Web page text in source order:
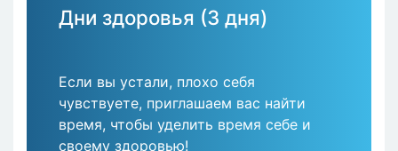
Дни здоровья (3 дня)
Если вы устали, плохо себя
чувствуете, приглашаем вас найти
время, чтобы уделить время себе и
своему здоровью!